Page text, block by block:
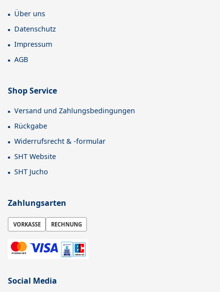
Über uns
Datenschutz
Impressum
AGB
Shop Service
Versand und Zahlungsbedingungen
Rückgabe
Widerrufsrecht & -formular
SHT Website
SHT Jucho
Zahlungsarten
VORKASSE RECHNUNG
Social Media